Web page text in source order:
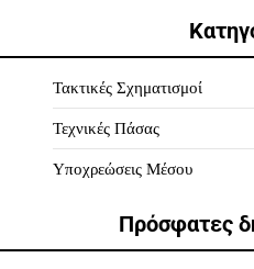
Τακτικές Σχηματισμοί
Τεχνικές Πάσας
Υποχρεώσεις Μέσου
Πρόσφατες